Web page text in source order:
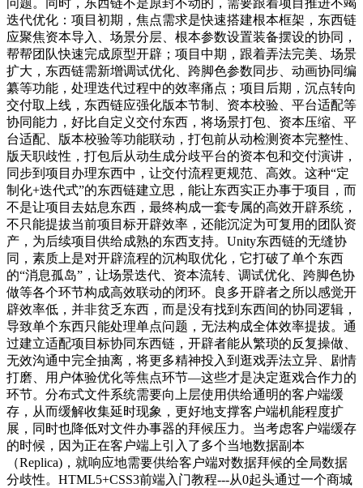
迭代优化：项目初期，焦点需求是快速搭建根本框架，东西链
应聚焦资本导入、场景分层、根本参数设置装备摆设的协同，
帮帮团队快速完成原型开辟；项目中期，跟着弄法完美、场景
扩大，东西链需新增调试优化、跨脚色参数同步、动画协同编
纂等功能，处理迭代过程中的效率痛点；项目后期，沉点转向
交付取上线，东西链应强化版本节制、资本校验、平台适配等
协同能力，好比自定义交付东西，将场景打包、资本压缩、平
台适配、版本校验等功能联动，打包前从动检测资本完整性、
版天职歧性，打包后从动生成分歧平台的资本包和交付演讲，
同步到项目办理东西中，让交付流程更规范、高效。这种“定
制化+迭代式”的东西链建立思，能让东西实正办事于项目，而
不是让项目去姑息东西，最终构成一套专属的高效开辟系统，
不只能提拔当前项目标开辟效率，还能沉淀为可复用的团队资
产，为后续项目供给成熟的东西支持。Unity东西链的无缝协
同，素质上是对开辟流程的沉构取优化，它打破了单个东西
的“消息孤岛”，让场景迭代、资本流转、调试优化、跨脚色协
做等各个环节构成高效联动的闭环。良多开辟者之所以感觉开
辟效率低，并非贫乏东西，而是没有找到东西间的协同逻辑，
导致单个东西只能处理单点问题，无法构成全体效率提拔。通
过建立适配项目标协同东西链，开辟者能从繁琐的反复操做、
无效沟通中完全抽离，将更多精神投入到逛戏弄法立异、剧情
打磨、用户体验优化等焦点环节—这些才是决定逛戏合作力的
环节。分布式文件系统需要向上层使用供给通明的客户端缓
存，从而缓解收集延时现象，更好地支撑客户端机能程度扩
展，同时也降低对文件办事器的拜候压力。当考虑客户端缓存
的时候，因为正在客户端上引入了多个当地数据副本
（Replica)，就响应地需要供给客户端对数据拜候的全局数据
分歧性。HTML5+CSS3前端入门教程---从0起头通过一个商城